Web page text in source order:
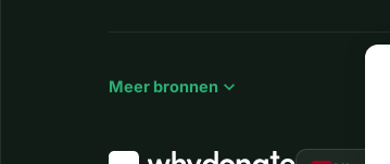
Meer bronnen expand_more